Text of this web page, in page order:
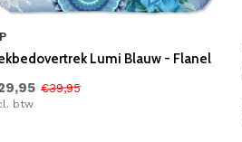
Lumi Blauw - Flanel
€39,95
btw